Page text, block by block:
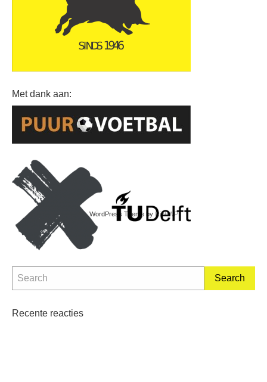
Met dank aan:
Recente reacties
WordPress Theme by RichWP